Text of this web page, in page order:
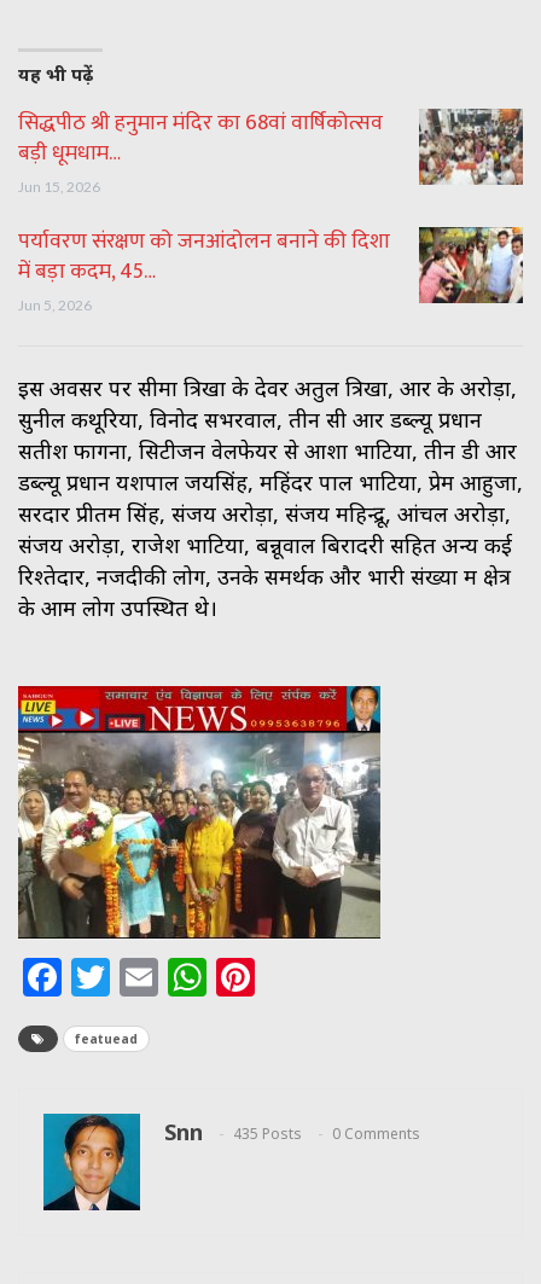
यह भी पढ़ें
सिद्धपीठ श्री हनुमान मंदिर का 68वां वार्षिकोत्सव
बड़ी धूमधाम…
Jun 15, 2026
पर्यावरण संरक्षण को जनआंदोलन बनाने की दिशा
में बड़ा कदम, 45…
Jun 5, 2026
इस अवसर पर सीमा त्रिखा के देवर अतुल त्रिखा, आर के अरोड़ा,
सुनील कथूरिया, विनोद सभरवाल, तीन सी आर डब्ल्यू प्रधान
सतीश फागना, सिटीजन वेलफेयर से आशा भाटिया, तीन डी आर
डब्ल्यू प्रधान यशपाल जयसिंह, महिंदर पाल भाटिया, प्रेम आहुजा,
सरदार प्रीतम सिंह, संजय अरोड़ा, संजय महिन्द्रू, आंचल अरोड़ा,
संजय अरोड़ा, राजेश भाटिया, बन्नूवाल बिरादरी सहित अन्य कई
रिश्तेदार, नजदीकी लोग, उनके समर्थक और भारी संख्या में क्षेत्र
के आम लोग उपस्थित थे।
Facebook
Twitter
EmailWhatsApp
featuead
Snn 435 Posts 0 Comments